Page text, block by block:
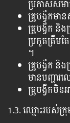
ប្រកាសសម
គ្រូបង្វឹកម
គ្រូបង្វឹក និ
ប្រកួតត្រឹមត
។
គ្រូបង្វឹក និ
មានបញ្ហារ
គ្រូបង្វឹកមិន
1.3. ឈ្មោះរបស់ក្